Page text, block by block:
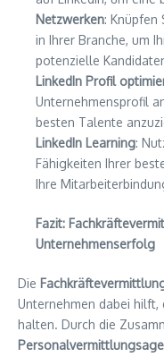
Netzwerken: Knüpfen
in Ihrer Branche, um
potenzielle
LinkedIn Profil
Unternehmensprofil
besten Talente
LinkedIn Learning:
Fähigkeiten Ihrer
Ihre
Fazit:
Unternehmenserfolg
Die
Unternehmen dabei
halten. Durch die